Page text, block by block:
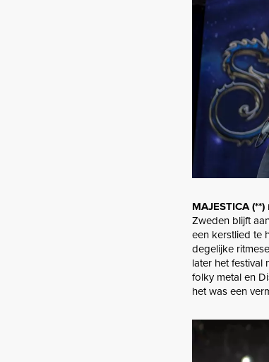
MAJESTICA (**)
Zweden blijft
een kerstlied te
degelijke
later het festival
folky metal en
het was een